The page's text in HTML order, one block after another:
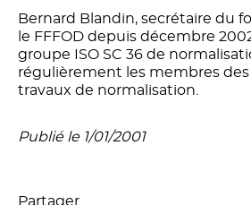
Bernard Blandin, secrétaire du
le FFFOD depuis décembre 2002
groupe ISO SC 36 de
régulièrement les membres des
travaux de normalisation.
Publié le 1/01/2001
Partager